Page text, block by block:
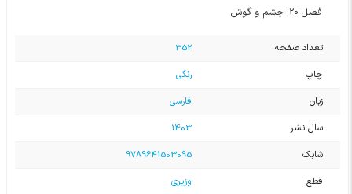
فصل 20: چشم و گوش
تعداد صفحه
352
چاپ
رنگی
زبان
فارسی
سال نشر
1403
شابک
9789641503095
قطع
وزیری